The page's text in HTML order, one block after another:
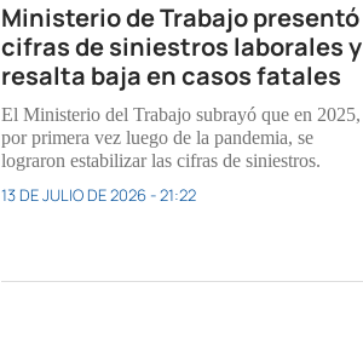
Ministerio de Trabajo presentó
cifras de siniestros laborales y
resalta baja en casos fatales
El Ministerio del Trabajo subrayó que en 2025,
por primera vez luego de la pandemia, se
lograron estabilizar las cifras de siniestros.
13 DE JULIO DE 2026 - 21:22